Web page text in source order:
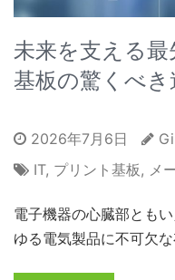
未来を支える最
基板の驚くべ
2026年7月6日
IT, プリント基板, メ
電子機器の心臓部とも
ゆる電気製品に不可欠な